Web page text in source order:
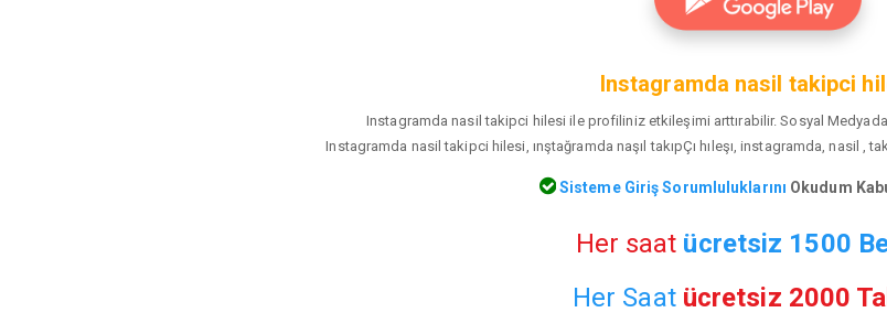
Instagramda nasil takipci
Instagramda nasil takipci hilesi ile profiliniz etkileşimi arttırabilir. Sosyal
Instagramda nasil takipci hilesi, ınştağramda naşıl takıpÇı hıleşı, instagramda, nasil
Sisteme Giriş Sorumluluklarını Okudum
Her saat ücretsiz 1500
Her Saat ücretsiz 2000